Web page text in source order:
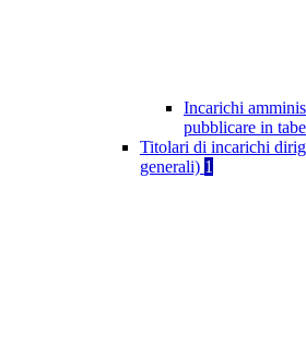
Incarichi
pubblicare in
Titolari di incarichi
generali) 1